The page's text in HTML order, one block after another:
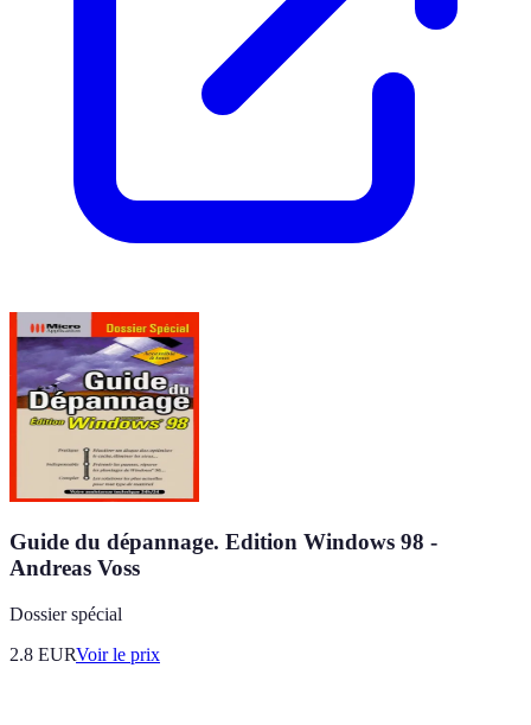
Guide du dépannage. Edition Windows 98 -
Andreas Voss
Dossier spécial
2.8 EURVoir le prix